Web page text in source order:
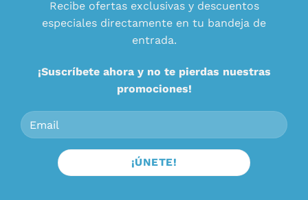
Recibe ofertas exclusivas y descuentos
especiales directamente en tu bandeja de
entrada.
¡Suscríbete ahora y no te pierdas nuestras
promociones!